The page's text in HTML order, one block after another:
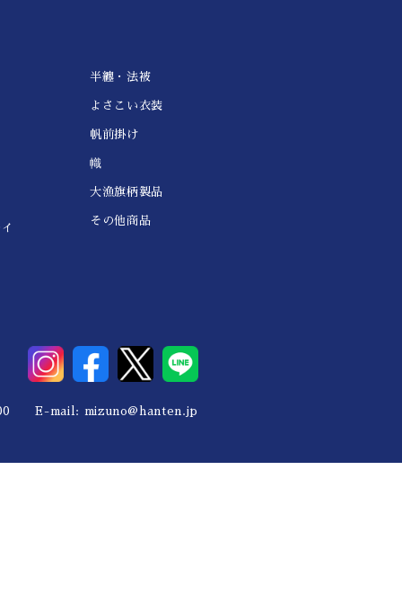
半纏・法被
よさこい衣装
帆前掛け
幟
大漁旗柄製品
その他商品
E-mail: mizuno@hanten.jp